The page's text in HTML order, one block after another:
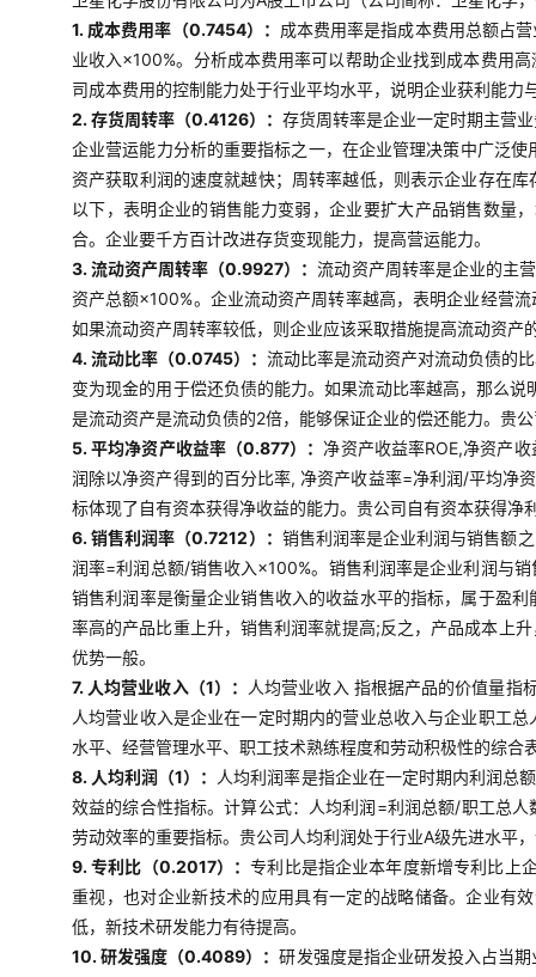
1. 成本费用率（0.7454）： 成本费用率是指成本费用总额占
业收入×100%。分析成本费用率可以帮助企业找到成本费用
司成本费用的控制能力处于行业平均水平，说明企业获利能力
2. 存货周转率（0.4126）： 存货周转率是企业一定时期主营
企业营运能力分析的重要指标之一，在企业管理决策中广泛
资产获取利润的速度就越快；周转率越低，则表示企业存在
以下，表明企业的销售能力变弱，企业要扩大产品销售数量
合。企业要千方百计改进存货变现能力，提高营运能力。
3. 流动资产周转率（0.9927）：流动资产周转率是企业的主
资产总额×100%。企业流动资产周转率越高，表明企业经营
如果流动资产周转率较低，则企业应该采取措施提高流动资
4. 流动比率（0.0745）： 流动比率是流动资产对流动负债的
变为现金的用于偿还负债的能力。如果流动比率越高，那么
是流动资产是流动负债的2倍，能够保证企业的偿还能力。贵
5. 平均净资产收益率（0.877）： 净资产收益率ROE,净资产
润除以净资产得到的百分比率, 净资产收益率=净利润/平均净
标体现了自有资本获得净收益的能力。贵公司自有资本获得
6. 销售利润率（0.7212）： 销售利润率是企业利润与销售额
润率=利润总额/销售收入×100%。销售利润率是企业利润与
销售利润率是衡量企业销售收入的收益水平的指标，属于盈
率高的产品比重上升，销售利润率就提高;反之，产品成本上
优势一般。
7. 人均营业收入（1）：
人均营业收入 指根据产品的价值量指
人均营业收入是企业在一定时期内的营业总收入与企业职工
水平、经营管理水平、职工技术熟练程度和劳动积极性的综
8. 人均利润（1）： 人均利润率是指企业在一定时期内利润总
效益的综合性指标。计算公式：人均利润=利润总额/职工总
劳动效率的重要指标。贵公司人均利润处于行业A级先进水平
9. 专利比（0.2017）：专利比是指企业本年度新增专利比上
重视，也对企业新技术的应用具有一定的战略储备。企业有
低，新技术研发能力有待提高。
10. 研发强度（0.4089）：研发强度是指企业研发投入占当